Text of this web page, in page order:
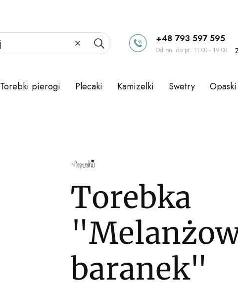
Wyczyść
Szukaj
+48 793 597 595
Od pn. do pt. 11.00 - 19.00
Torebki pierogi Plecaki Kamizelki Swetry Opaski
Torebka
baranek"